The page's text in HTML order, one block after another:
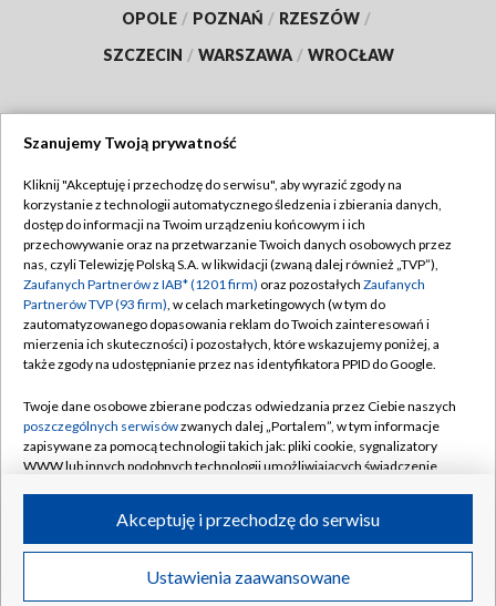
OPOLE / POZNAŃ / RZESZÓW /
SZCZECIN / WARSZAWA / WROCŁAW
TVP
Abonament TVP
Emisja w TVP
Centrum informacji TVP
Naziemna Telewizja Cyfrowa
Rada Programowa
System NOS
Informacje o nadawcy
Program dla prasy
Ogłoszenie przetargowe
Regulamin TVP
Polityka prywatności
Moje zgody
Pomoc
Kontakt
Kanały
©2026 Telewizja Polska S.A. w likwidacji
Szanujemy Twoją prywatność
Kliknij "Akceptuję i przechodzę do serwisu", aby wyrazić zgody na
korzystanie z technologii automatycznego śledzenia i zbierania danych,
dostęp do informacji na Twoim urządzeniu końcowym i ich
przechowywanie oraz na przetwarzanie Twoich danych osobowych przez
nas, czyli Telewizję Polską S.A. w likwidacji (zwaną dalej również „TVP”),
Zaufanych Partnerów z IAB* (1201 firm) oraz pozostałych Zaufanych
Partnerów TVP (93 firm), w celach marketingowych (w tym do
zautomatyzowanego dopasowania reklam do Twoich zainteresowań i
mierzenia ich skuteczności) i pozostałych, które wskazujemy poniżej, a
także zgody na udostępnianie przez nas identyfikatora PPID do Google.
Twoje dane osobowe zbierane podczas odwiedzania przez Ciebie naszych
poszczególnych serwisówzwanych dalej „Portalem”, w tym informacje
zapisywane za pomocą technologii takich jak: pliki cookie, sygnalizatory
WWW lub innych podobnych technologii umożliwiających świadczenie
ruchu w Internecie.
Twoje dane osobowe zbierane podczas odwiedzania przez Ciebie
poszczególnych serwisówna Portalu, takie jak adresy IP, identyfikatory
Ustawienia zaawansowane
Akceptuję i przechodzę do serwisu